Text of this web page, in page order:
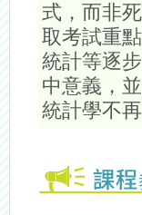
式，而非
取考試重
統計等逐
中意義，
統計學不